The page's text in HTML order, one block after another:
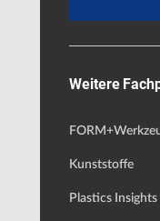
Weitere
Kunststoffe
Plastics Insights